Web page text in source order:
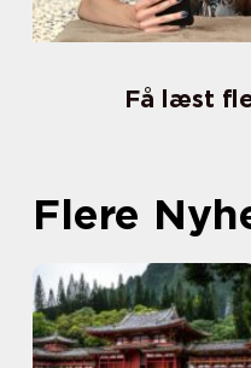
Få læst
Flere